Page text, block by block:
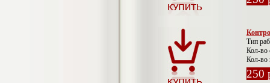
Тип
Кол-во
Кол-во
250